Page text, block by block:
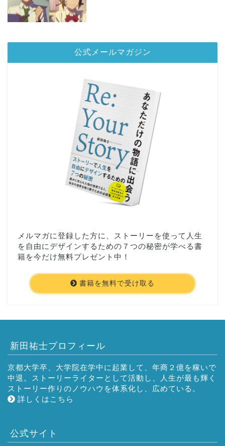
公式メールマガジン
メルマガに登録した方に、ストーリーを使って人生
を自由にデザインするための７つの秘密が学べる書
籍を今だけ無料プレゼント中！
書籍を無料で受け取る
新田祐士プロフィール
京都大学卒、大学院在学中に起業して、年商２億を稼いで
中退。ストーリーライターとして活動し、人生が最も輝く
ストーリー作りのノウハウを体系化し、広めている。
詳しくはこちら
公式サイト